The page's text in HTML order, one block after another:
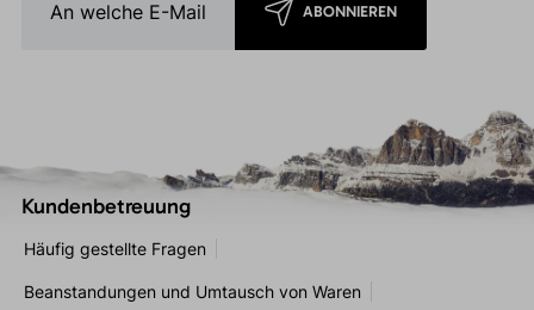
ABONNIEREN
Kundenbetreuung
Häufig gestellte Fragen
Beanstandungen und Umtausch von Waren